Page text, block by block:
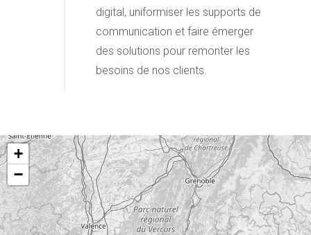
digital, uniformiser les supports de
communication et faire émerger
des solutions pour remonter les
besoins de nos clients.
+
−